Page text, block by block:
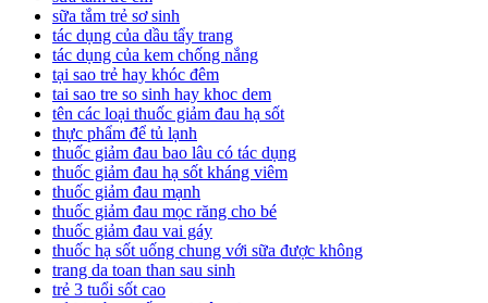
sữa tắm trẻ sơ sinh
tác dụng của dầu tẩy trang
tác dụng của kem chống nắng
tại sao trẻ hay khóc đêm
tai sao tre so sinh hay khoc dem
tên các loại thuốc giảm đau hạ sốt
thực phẩm để tủ lạnh
thuốc giảm đau bao lâu có tác dụng
thuốc giảm đau hạ sốt kháng viêm
thuốc giảm đau mạnh
thuốc giảm đau mọc răng cho bé
thuốc giảm đau vai gáy
thuốc hạ sốt uống chung với sữa được không
trang da toan than sau sinh
trẻ 3 tuổi sốt cao